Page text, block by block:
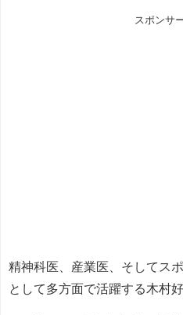
スポンサ
精神科医、産業医、そしてス
として多方面で活躍する木村